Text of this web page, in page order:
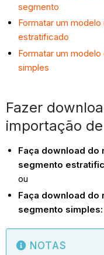
segmento
Formatar um
estratificado
Formatar um
simples
Fazer
importação
Faça download do
segmento
ou
Faça download do
segmento simples:
NOTAS